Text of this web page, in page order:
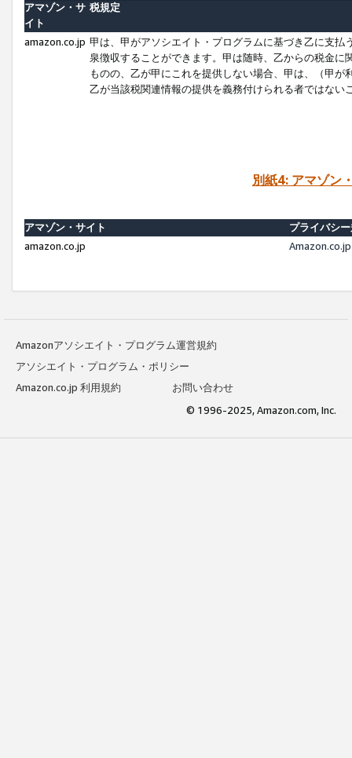
アマゾン・サ
イト
税規定
amazon.co.jp 甲は、甲がアソシエイト・プログラムに基づき乙に支
泉徴収することができます。甲は随時、乙からの税金
ものの、乙が甲にこれを提供しない場合、甲は、（甲
乙が当該税関連情報の提供を義務付けられる者ではな
別紙4: アマゾン
アマゾン・サイト
プライバシ
amazon.co.jp
Amazonアソシエイト・プログラム運営規約
アソシエイト・プログラム・ポリシー
Amazon.co.jp 利用規約
お問い合わせ
© 1996-2025, Amazon.com, Inc.